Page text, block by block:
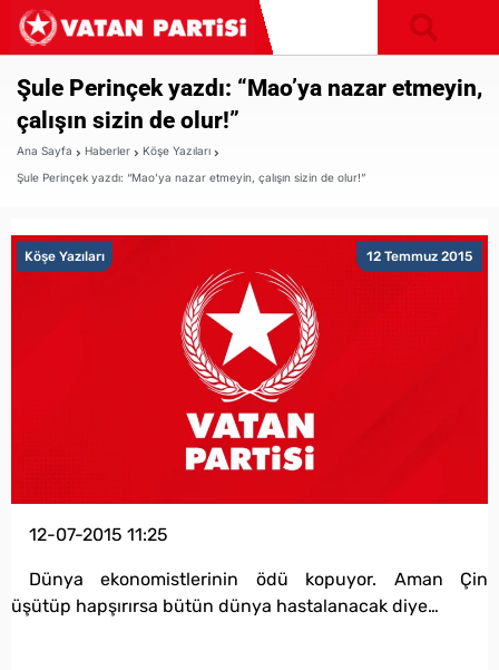
Şule Perinçek yazdı: “Mao’ya nazar etmeyin,
çalışın sizin de olur!”
Ana Sayfa Haberler
Köşe Yazıları
Şule Perinçek yazdı: “Mao’ya nazar etmeyin, çalışın sizin de olur!”
12 Temmuz 2015
Köşe Yazıları
12-07-2015 11:25
Dünya ekonomistlerinin ödü kopuyor. Aman Çin
üşütüp hapşırırsa bütün dünya hastalanacak diye…